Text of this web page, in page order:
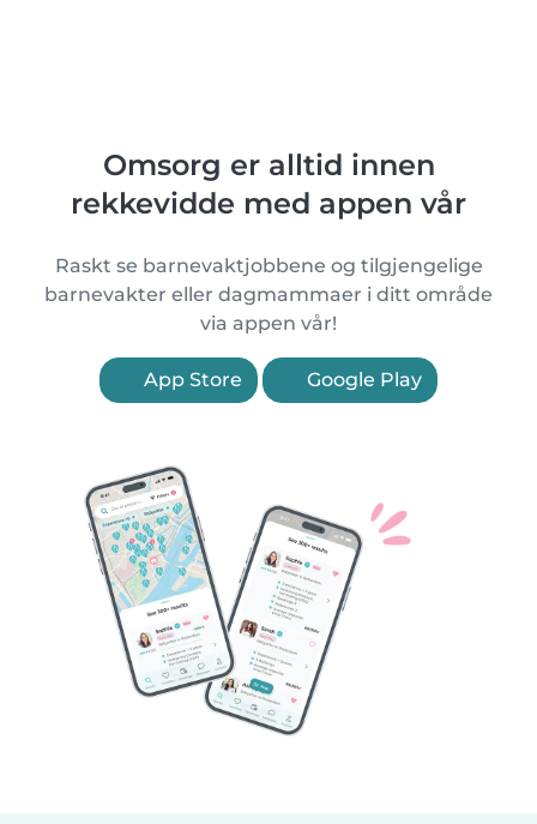
Omsorg er alltid innen
rekkevidde med appen vår
Raskt se barnevaktjobbene og tilgjengelige
barnevakter eller dagmammaer i ditt område
via appen vår!
App Store Google Play